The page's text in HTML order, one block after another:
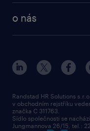
karierní poradna
o nás
náš příbeh
tiskové zprávy
společenská
přidej se k nám
kontakty & pobočky
Randstad HR Solutions
v obchodním rejstříku
značka C 311763.
Sídlo společnosti se
Jungmannova 26/15, tel.: